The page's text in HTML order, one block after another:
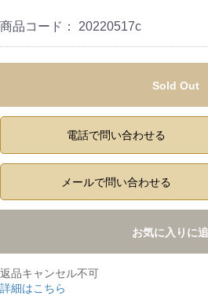
商品コード： 20220517c
Sold Out
電話で問い合わせる
メールで問い合わせる
お気に入りに
返品キャンセル不可
詳細はこちら